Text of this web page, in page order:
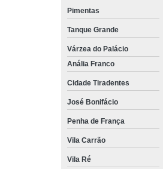
Pimentas
Tanque Grande
Várzea do Palácio
Anália Franco
Cidade Tiradentes
José Bonifácio
Penha de França
Vila Carrão
Vila Ré